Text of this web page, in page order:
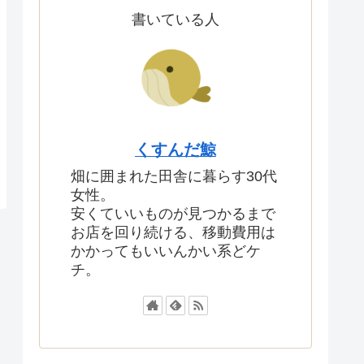
書いている人
くすんだ鯨
畑に囲まれた田舎に暮らす30代
女性。
安くていいものが見つかるまで
お店を回り続ける、移動費用は
かかってもいいんかい系どケ
チ。